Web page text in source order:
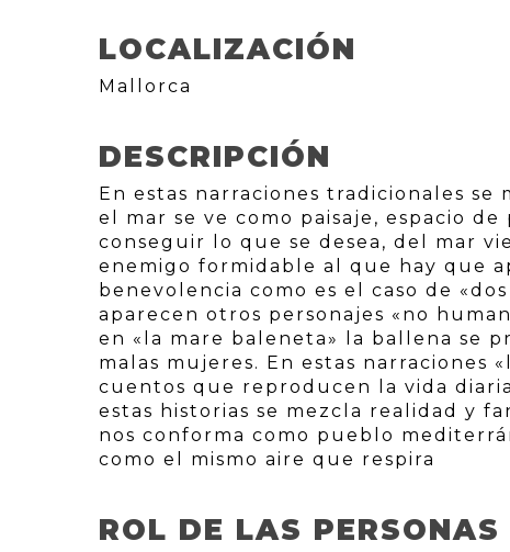
LOCALIZACIÓN
Mallorca
DESCRIPCIÓN
En estas narraciones tradicionales
el mar se ve como paisaje, espacio
conseguir lo que se desea, del mar
enemigo formidable al que hay que
benevolencia como es el caso de
aparecen otros personajes «no
en «la mare baleneta» la ballena se
malas mujeres. En estas narraciones
cuentos que reproducen la vida
estas historias se mezcla realidad y
nos conforma como pueblo
como el mismo aire que respira
ROL DE LAS PERSONAS